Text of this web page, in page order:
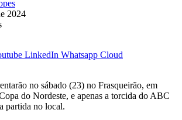
2024
LinkedIn Whatsapp Cloud
no sábado (23) no Frasqueirão, em
do Nordeste, e apenas a torcida do ABC
partida no local.